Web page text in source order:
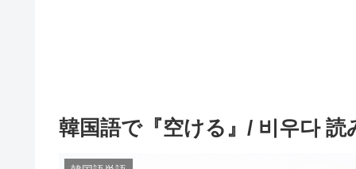
韓国語で『空ける』/ 비우다